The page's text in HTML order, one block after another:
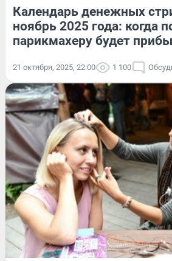
Календарь денежных
ноябрь 2025 года: когда
парикмахеру будет
21 октября, 2025, 22:00 1 100